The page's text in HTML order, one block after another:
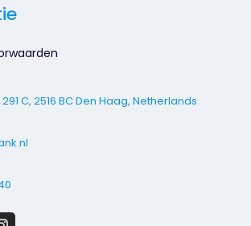
C, 2516 BC Den Haag, Netherlands